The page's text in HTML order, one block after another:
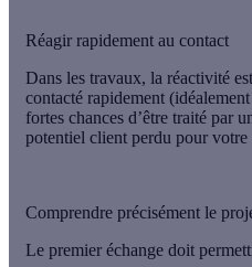
Réagir rapidement au contact
Dans les travaux, la réactivité
contacté rapidement
fortes chances d’être traité par
potentiel client perdu pour votre
Comprendre précisément le
Le premier échange doit